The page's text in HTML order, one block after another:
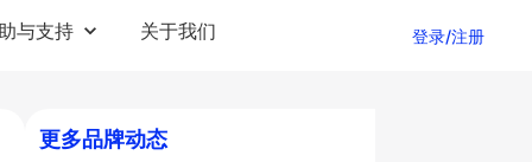
与支持 关于我们 登录/注册
更多品牌动态